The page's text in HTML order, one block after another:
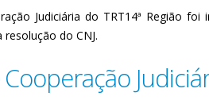
Judiciária do TRT14ª Região
do CNJ.